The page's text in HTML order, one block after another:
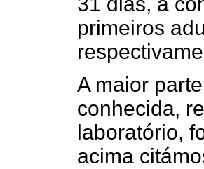
primeiros
A maior
conhecida,
laboratório,
acima